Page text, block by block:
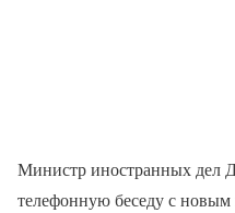
Министр иностранных дел
телефонную беседу с новым